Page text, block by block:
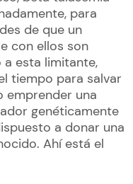
para
de que un
con ellos son
a esta limitante,
tiempo para salvar
emprender una
genéticamente
a donar una
Ahí está el